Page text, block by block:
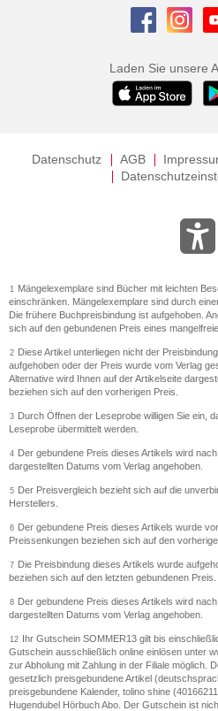
Laden Sie unsere
Datenschutz AGB
1 Mängelexemplare sind Bücher mit leichten
einschränken. Mängelexemplare sind durch
Die frühere Buchpreisbindung ist aufgehoben.
sich auf den gebundenen Preis eines
2 Diese Artikel unterliegen nicht der
aufgehoben oder der Preis wurde vom Verlag
Alternative wird Ihnen auf der Artikelseite
beziehen sich auf den vorherigen Preis.
3 Durch Öffnen der Leseprobe willigen Sie ein,
Leseprobe übermittelt werden.
4 Der gebundene Preis dieses Artikels wird
dargestellten Datums vom Verlag angehoben.
5 Der Preisvergleich bezieht sich auf die
Herstellers.
6 Der gebundene Preis dieses Artikels wurde
Preissenkungen beziehen sich auf den
7 Die Preisbindung dieses Artikels wurde
beziehen sich auf den letzten gebundenen Preis.
8 Der gebundene Preis dieses Artikels wird
dargestellten Datums vom Verlag angehoben.
12 Ihr Gutschein SOMMER13 gilt bis
Gutschein ausschließlich online einlösen unter
zur Abholung mit Zahlung in der Filiale möglich.
gesetzlich preisgebundene Artikel
preisgebundene Kalender, tolino shine
Hugendubel Hörbuch Abo. Der Gutschein ist